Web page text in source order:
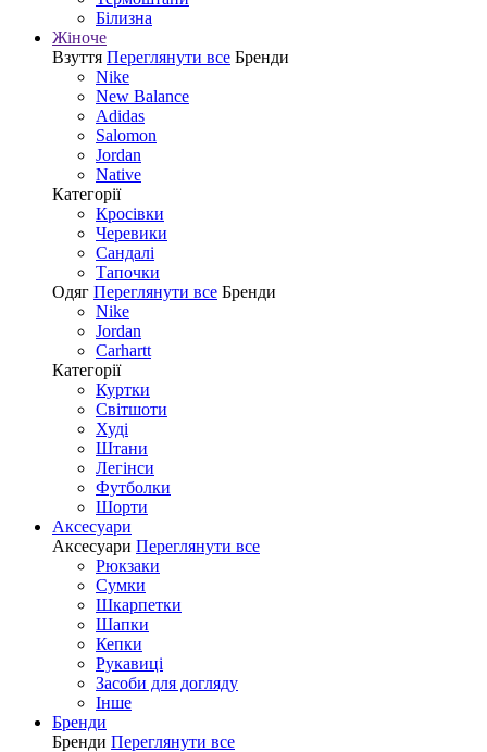
Білизна
Жіноче
Взуття Переглянути все Бренди
Nike
New Balance
Adidas
Salomon
Jordan
Native
Категорії
Кросівки
Черевики
Сандалі
Tапочки
Одяг Переглянути все Бренди
Nike
Jordan
Carhartt
Категорії
Куртки
Світшоти
Худі
Штани
Легінси
Футболки
Шорти
Аксесуари
Аксесуари Переглянути все
Рюкзаки
Сумки
Шкарпетки
Шапки
Кепки
Рукавиці
Засоби для догляду
Інше
Бренди
Бренди Переглянути все